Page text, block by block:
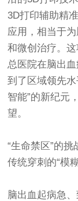
3D打印辅助精
应用，相当于
和微创治疗。
总医院在脑出
到了区域领先
智能”的新纪元
望。
“生命禁区”的挑
传统穿刺的“模
脑出血起病急